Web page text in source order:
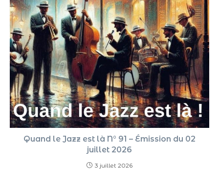
Quand le Jazz est là N° 91 – Émission du 02
juillet 2026
3 juillet 2026